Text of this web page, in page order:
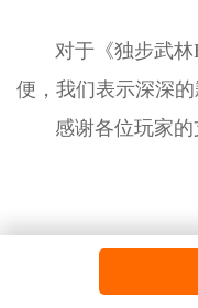
对于《独步武林
便，我们表示深深的
感谢各位玩家的